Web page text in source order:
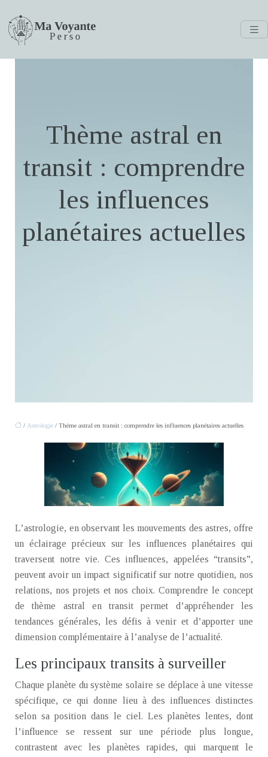
Thème astral en
transit : comprendre
les influences
planétaires actuelles
/ Astrologie / Thème astral en transit : comprendre les influences planétaires actuelles
L’astrologie, en observant les mouvements des astres, offre
un éclairage précieux sur les influences planétaires qui
traversent notre vie. Ces influences, appelées “transits”,
peuvent avoir un impact significatif sur notre quotidien, nos
relations, nos projets et nos choix. Comprendre le concept
de thème astral en transit permet d’appréhender les
tendances générales, les défis à venir et d’apporter une
dimension complémentaire à l’analyse de l’actualité.
Les principaux transits à surveiller
Chaque planète du système solaire se déplace à une vitesse
spécifique, ce qui donne lieu à des influences distinctes
selon sa position dans le ciel. Les planètes lentes, dont
l’influence se ressent sur une période plus longue,
contrastent avec les planètes rapides, qui marquent le